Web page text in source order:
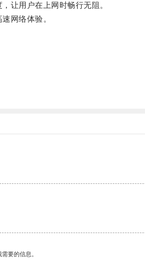
让用户在上网时畅行无阻。
网络体验。
要的信息。